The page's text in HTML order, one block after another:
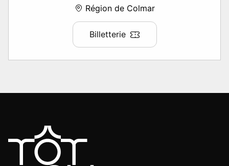
Région de Colmar
Billetterie